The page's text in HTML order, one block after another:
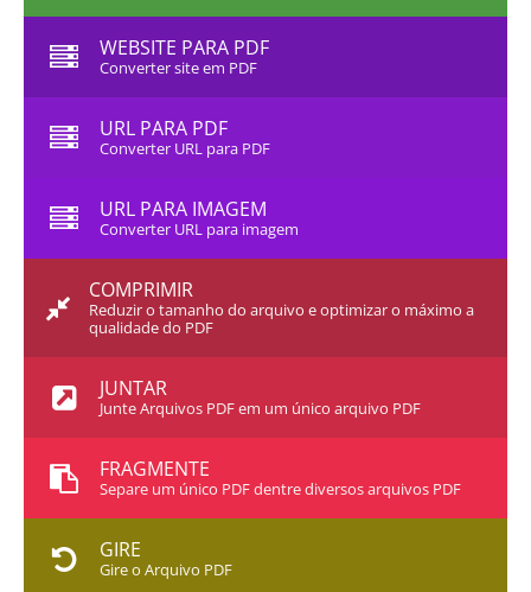
WEBSITE PARA PDF
Converter site em PDF
URL PARA PDF
Converter URL para PDF
URL PARA IMAGEM
Converter URL para imagem
COMPRIMIR
Reduzir o tamanho do arquivo e optimizar o máximo a
qualidade do PDF
JUNTAR
Junte Arquivos PDF em um único arquivo PDF
FRAGMENTE
Separe um único PDF dentre diversos arquivos PDF
GIRE
Gire o Arquivo PDF